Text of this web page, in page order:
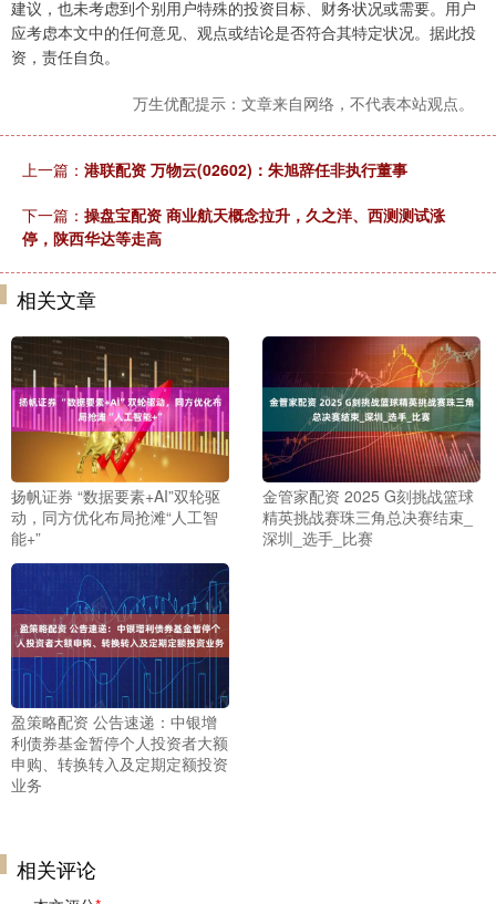
建议，也未考虑到个别用户特殊的投资目标、财务状况或需要。用户
应考虑本文中的任何意见、观点或结论是否符合其特定状况。据此投
资，责任自负。
万生优配提示：文章来自网络，不代表本站观点。
上一篇： 港联配资 万物云(02602)：朱旭辞任非执行董事
下一篇： 操盘宝配资 商业航天概念拉升，久之洋、西测测试涨
停，陕西华达等走高
相关文章
扬帆证券 “数据要素+AI”双轮驱
动，同方优化布局抢滩“人工智
能+”
金管家配资 2025 G刻挑战篮球
精英挑战赛珠三角总决赛结束_
深圳_选手_比赛
盈策略配资 公告速递：中银增
利债券基金暂停个人投资者大额
申购、转换转入及定期定额投资
业务
相关评论